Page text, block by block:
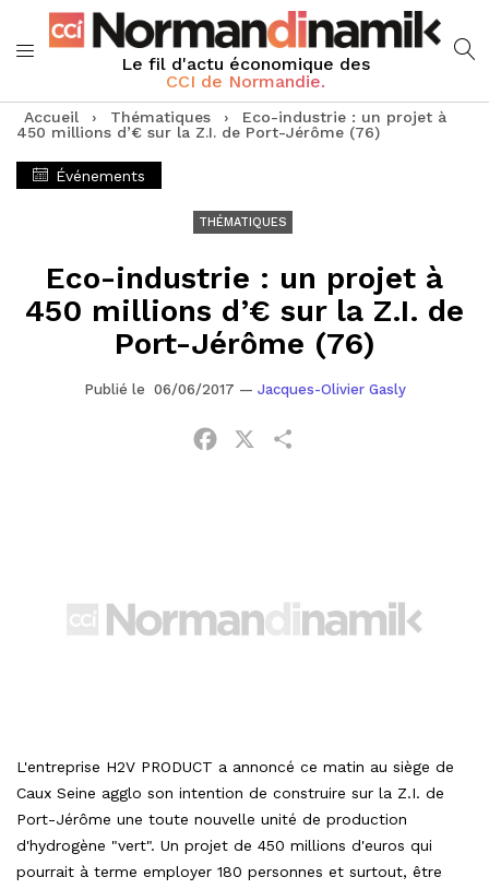
Le fil d'actu économique des
CCI de Normandie.
Accueil › Thématiques ›
Eco-industrie : un projet à
450 millions d’€ sur la Z.I. de Port-Jérôme (76)
Événements
THÉMATIQUES
Eco-industrie : un projet à
450 millions d’€ sur la Z.I. de
Port-Jérôme (76)
Publié le 06/06/2017 — Jacques-Olivier Gasly
Facebook
L'entreprise H2V PRODUCT a annoncé ce matin au siège de
Caux Seine agglo son intention de construire sur la Z.I. de
Port-Jérôme une toute nouvelle unité de production
d'hydrogène "vert". Un projet de 450 millions d'euros qui
pourrait à terme employer 180 personnes et surtout, être